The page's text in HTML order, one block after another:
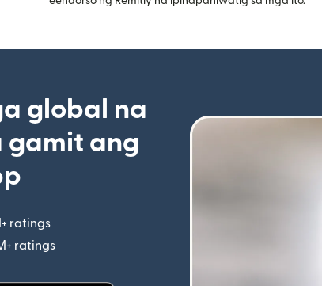
global na
gamit ang
ratings
(bubukas sa bagong window)
ratings
(bubukas sa bagong window)